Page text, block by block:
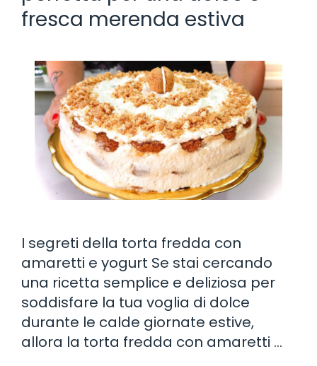
fresca merenda estiva
I segreti della torta fredda con
amaretti e yogurt Se stai cercando
una ricetta semplice e deliziosa per
soddisfare la tua voglia di dolce
durante le calde giornate estive,
allora la torta fredda con amaretti …